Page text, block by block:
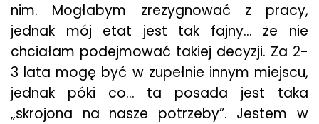
nim. Mogłabym zrezygnować z pracy,
jednak mój etat jest tak fajny… że nie
chciałam podejmować takiej decyzji. Za 2-
3 lata mogę być w zupełnie innym miejscu,
jednak póki co… ta posada jest taka
„skrojona na nasze potrzeby”. Jestem w